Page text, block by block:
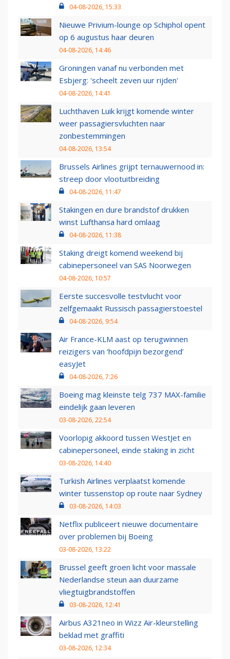
04-08-2026, 15:33
Nieuwe Privium-lounge op Schiphol opent
op 6 augustus haar deuren
04-08-2026, 14:46
Groningen vanaf nu verbonden met
Esbjerg: 'scheelt zeven uur rijden'
04-08-2026, 14:41
Luchthaven Luik krijgt komende winter
weer passagiersvluchten naar
zonbestemmingen
04-08-2026, 13:54
Brussels Airlines grijpt ternauwernood in:
streep door vlootuitbreiding
04-08-2026, 11:47
Stakingen en dure brandstof drukken
winst Lufthansa hard omlaag
04-08-2026, 11:38
Staking dreigt komend weekend bij
cabinepersoneel van SAS Noorwegen
04-08-2026, 10:57
Eerste succesvolle testvlucht voor
zelfgemaakt Russisch passagierstoestel
04-08-2026, 9:54
Air France-KLM aast op terugwinnen
reizigers van ‘hoofdpijn bezorgend’
easyJet
04-08-2026, 7:26
Boeing mag kleinste telg 737 MAX-familie
eindelijk gaan leveren
03-08-2026, 22:54
Voorlopig akkoord tussen WestJet en
cabinepersoneel, einde staking in zicht
03-08-2026, 14:40
Turkish Airlines verplaatst komende
winter tussenstop op route naar Sydney
03-08-2026, 14:03
Netflix publiceert nieuwe documentaire
over problemen bij Boeing
03-08-2026, 13:22
Brussel geeft groen licht voor massale
Nederlandse steun aan duurzame
vliegtuigbrandstoffen
03-08-2026, 12:41
Airbus A321neo in Wizz Air-kleurstelling
beklad met graffiti
03-08-2026, 12:34